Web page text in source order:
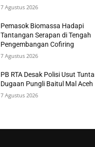
7 Agustus 2026
Pemasok Biomassa Hadapi
Tantangan Serapan di Tengah
Pengembangan Cofiring
7 Agustus 2026
PB RTA Desak Polisi Usut
Dugaan Pungli Baitul Mal Aceh
7 Agustus 2026